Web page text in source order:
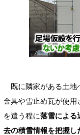
既に隣家がある土地
金具や雪止め瓦が使
を遣う程に落雪による
去の積雪情報を把握し